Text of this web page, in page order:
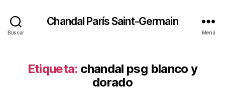
Buscar
Chandal París Saint-Germain
Menú
Etiqueta: chandal psg blanco y
dorado